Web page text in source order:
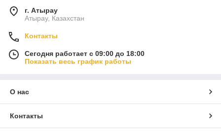
г. Атырау
Атырау, Казахстан
Контакты
Сегодня работает с 09:00 до 18:00
Показать весь график работы
О нас
Контакты